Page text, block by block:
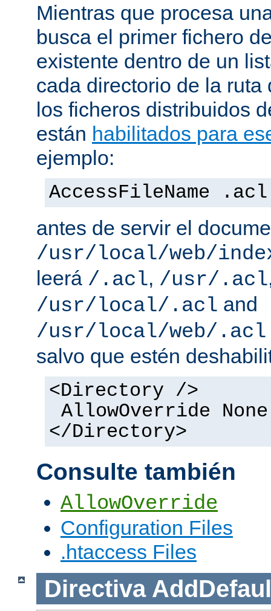
Mientras que procesa
busca el primer fichero
existente dentro de un
cada directorio de la ruta
los ficheros distribuidos
están habilitados para
ejemplo:
AccessFileName .acl
antes de servir el
/usr/local/web/
leerá /.acl, /usr/.acl
/usr/local/.acl and
/usr/local/web/.acl
salvo que estén
<Directory />
AllowOverride None
</Directory>
Consulte también
AllowOverride
Configuration Files
.htaccess Files
Directiva